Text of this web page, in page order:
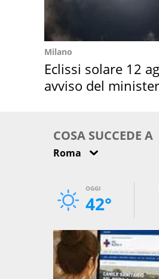
Milano
Eclissi solare 12
avviso del